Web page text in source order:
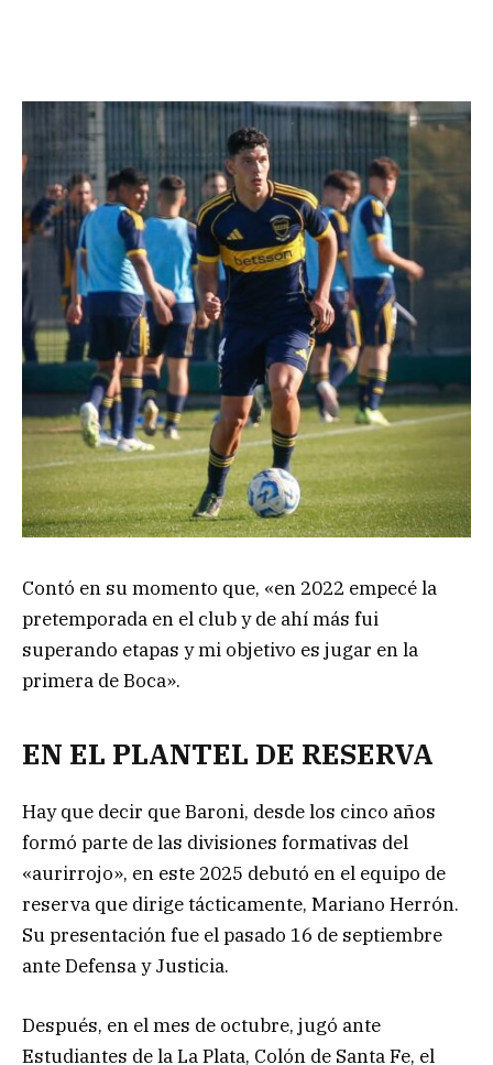
Contó en su momento que, «en 2022 empecé la
pretemporada en el club y de ahí más fui
superando etapas y mi objetivo es jugar en la
primera de Boca».
EN EL PLANTEL DE RESERVA
Hay que decir que Baroni, desde los cinco años
formó parte de las divisiones formativas del
«aurirrojo», en este 2025 debutó en el equipo de
reserva que dirige tácticamente, Mariano Herrón.
Su presentación fue el pasado 16 de septiembre
ante Defensa y Justicia.
Después, en el mes de octubre, jugó ante
Estudiantes de la La Plata, Colón de Santa Fe, el